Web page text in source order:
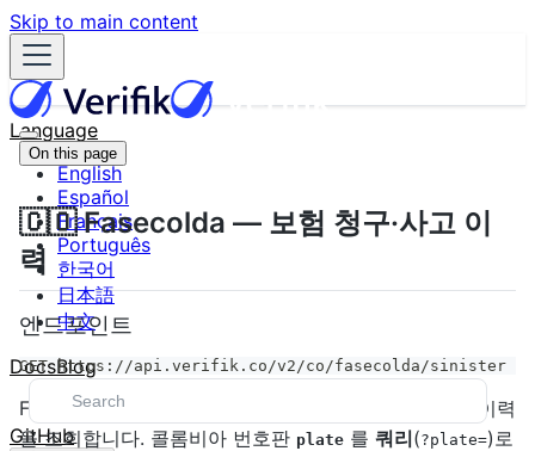
Skip to main content
Language
English
Español
Français
Português
한국어
日本語
中文
DocsBlog
GitHub
On this page
🇨🇴 Fasecolda — 보험 청구·사고 이
력
엔드포인트
GET https://api.verifik.co/v2/co/fasecolda/sinister
Fasecolda 기록에서 차량의 보험
이력
을 조회합니다. 콜롬비아 번호판 plate 를 쿼리(?plate=)로